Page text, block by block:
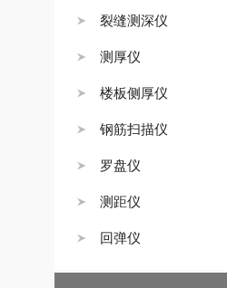
裂缝测深仪
测厚仪
楼板侧厚仪
钢筋扫描仪
罗盘仪
测距仪
回弹仪